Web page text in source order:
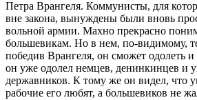
Петра Врангеля. Коммунисты, для
вне закона, вынуждены были вновь
вольной армии. Махно прекрасно
большевикам. Но в нем, по-видимому,
победив Врангеля, он сможет одолеть
он уже одолел немцев, денинкинцев и
державников. К тому же он видел, что
рабочие его любят, а большевиков не